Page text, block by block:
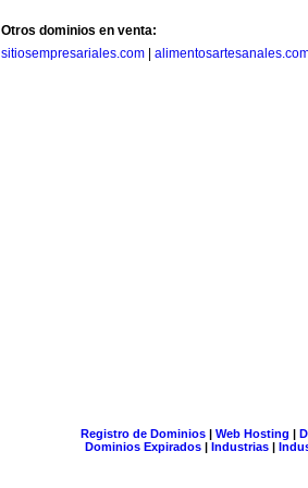
Otros dominios en venta:
sitiosempresariales.com
Registro de Dominios| Web Hosting |
Dominios Expirados | Industrias |